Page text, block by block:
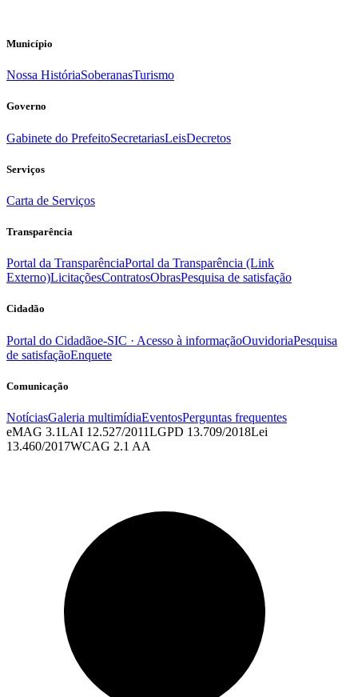
Município
Nossa HistóriaSoberanasTurismo
Governo
Gabinete do PrefeitoSecretariasLeisDecretos
Serviços
Carta de Serviços
Transparência
Portal da TransparênciaPortal da Transparência (Link
Externo)LicitaçõesContratosObrasPesquisa de satisfação
Cidadão
Portal do Cidadãoe-SIC · Acesso à informaçãoOuvidoriaPesquisa
de satisfaçãoEnquete
Comunicação
NotíciasGaleria multimídiaEventosPerguntas frequentes
eMAG 3.1LAI 12.527/2011LGPD 13.709/2018Lei
13.460/2017WCAG 2.1 AA